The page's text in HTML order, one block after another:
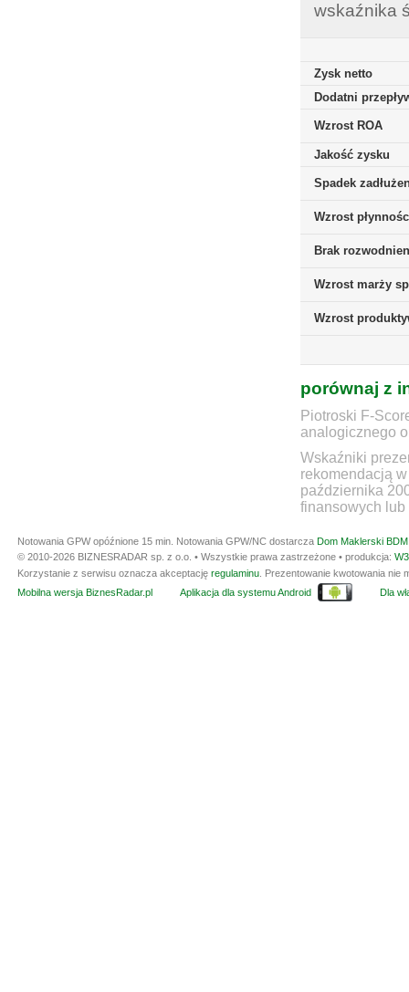
wskaźnika
Zysk netto
Dodatni
Wzrost ROA
Jakość zysku
Spadek
Wzrost
Brak
Wzrost marży
Wzrost
porównaj z
Piotroski F-
analogicznego
Wskaźniki
rekomendacją
października
finansowych lub
Notowania GPW opóźnione 15 min. Notowania GPW/NC dostarcza Dom Maklerski
© 2010-2026 BIZNESRADAR sp. z o.o. • Wszystkie prawa zastrzeżone • produkcja:
Korzystanie z serwisu oznacza akceptację regulaminu . Prezentowanie kwotowania
Mobilna wersja BiznesRadar.pl
Aplikacja dla systemu Android Dla